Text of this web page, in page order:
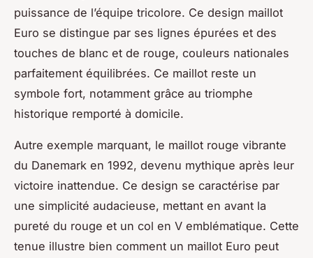
puissance de l’équipe tricolore. Ce design maillot
Euro se distingue par ses lignes épurées et des
touches de blanc et de rouge, couleurs nationales
parfaitement équilibrées. Ce maillot reste un
symbole fort, notamment grâce au triomphe
historique remporté à domicile.
Autre exemple marquant, le maillot rouge vibrante
du Danemark en 1992, devenu mythique après leur
victoire inattendue. Ce design se caractérise par
une simplicité audacieuse, mettant en avant la
pureté du rouge et un col en V emblématique. Cette
tenue illustre bien comment un maillot Euro peut